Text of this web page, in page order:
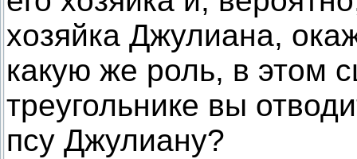
хозяйка Джулиана,
какую же роль, в этом
треугольнике вы
псу Джулиану?